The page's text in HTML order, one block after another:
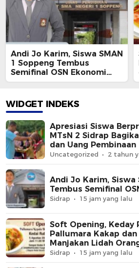
Andi Jo Karim, Siswa SMAN
1 Soppeng Tembus
Semifinal OSN Ekonomi
2026
WIDGET INDEKS
Apresiasi Siswa
MTsN 2 Sidrap
dan Uang Pembinaan
Uncategorized 2 tahun
Andi Jo Karim, Siswa
Tembus Semifinal
Sidrap 15 jam yang lalu
Soft Opening, Keday
Pallumara Kakap dan
Manjakan Lidah
Sidrap 15 jam yang lalu